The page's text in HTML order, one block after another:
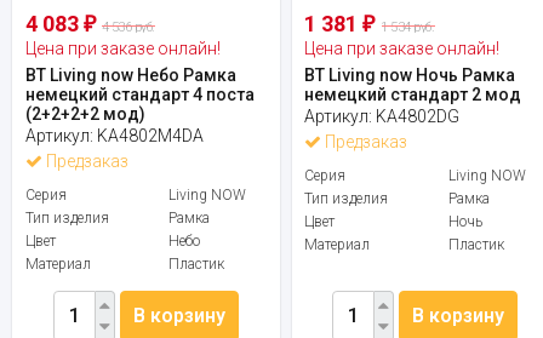
4 083 ₽ 4 536 руб.
Цена при заказе онлайн!
BT Living now Небо Рамка
немецкий стандарт 4 поста
(2+2+2+2 мод)
Артикул: KA4802M4DA
Предзаказ
Серия
Living NOW
Тип изделия
Рамка
Цвет
Небо
Материал
Пластик
В корзину
1 381₽ 1 534 руб.
Цена при заказе онлайн!
BT Living now Ночь Рамка
немецкий стандарт 2 мод
Артикул: KA4802DG
Предзаказ
Серия
Living NOW
Тип изделия
Рамка
Цвет
Ночь
Материал
Пластик
В корзину